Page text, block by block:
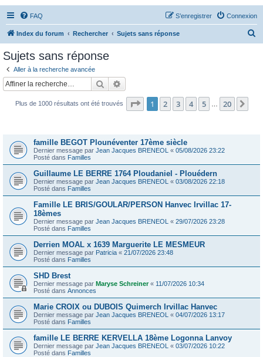
FAQ Connexion
S’enregistrer
Index du forum Rechercher Sujets sans réponse
Sujets sans réponse
Aller à la recherche avancée
Rechercher
Plus de 1000 résultats ont été trouvés Page 1sur20
1 2 3 4 5 20
famille BEGOT Plounéventer 17ème siècle
Dernier message par Jean Jacques BRENEOL « 05/08/2026 23:22
Posté dans Familles
Guillaume LE BERRE 1764 Ploudaniel - Plouédern
Dernier message par Jean Jacques BRENEOL « 03/08/2026 22:18
Posté dans Familles
Famille LE BRIS/GOULAR/PERSON Hanvec Irvillac 17-
18èmes
Dernier message par Jean Jacques BRENEOL « 29/07/2026 23:28
Posté dans Familles
Derrien MOAL x 1639 Marguerite LE MESMEUR
Dernier message par Patricia « 21/07/2026 23:48
Posté dans Familles
SHD Brest
Dernier message par Maryse Schreiner« 11/07/2026 10:34
Posté dans Annonces
Marie CROIX ou DUBOIS Quimerch Irvillac Hanvec
Dernier message par Jean Jacques BRENEOL « 04/07/2026 13:17
Posté dans Familles
famille LE BERRE KERVELLA 18ème Logonna Lanvoy
Dernier message par Jean Jacques BRENEOL « 03/07/2026 10:22
Posté dans Familles